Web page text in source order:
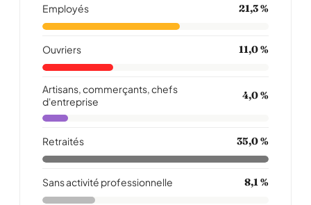
Employés 21,3 %
Ouvriers 11,0 %
Artisans, commerçants, chefs
d'entreprise
4,0 %
Retraités 35,0 %
Sans activité professionnelle 8,1 %